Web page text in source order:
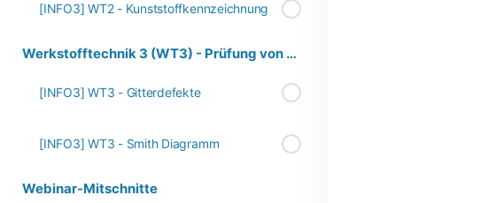
[INFO3] WT2 - Kunststoffkennzeichnung
Werkstofftechnik 3 (WT3) - Prüfung von Werkstoffen
[INFO3] WT3 - Gitterdefekte
[INFO3] WT3 - Smith Diagramm
Webinar-Mitschnitte